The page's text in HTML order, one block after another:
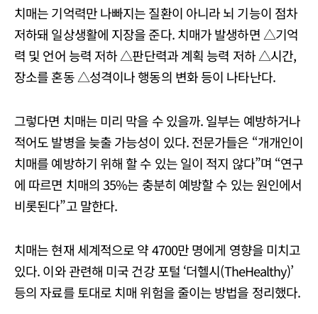
치매는 기억력만 나빠지는 질환이 아니라 뇌 기능이 점차
저하돼 일상생활에 지장을 준다. 치매가 발생하면 △기억
력 및 언어 능력 저하 △판단력과 계획 능력 저하 △시간,
장소를 혼동 △성격이나 행동의 변화 등이 나타난다.
그렇다면 치매는 미리 막을 수 있을까. 일부는 예방하거나
적어도 발병을 늦출 가능성이 있다. 전문가들은 “개개인이
치매를 예방하기 위해 할 수 있는 일이 적지 않다”며 “연구
에 따르면 치매의 35%는 충분히 예방할 수 있는 원인에서
비롯된다”고 말한다.
치매는 현재 세계적으로 약 4700만 명에게 영향을 미치고
있다. 이와 관련해 미국 건강 포털 ‘더헬시(TheHealthy)’
등의 자료를 토대로 치매 위험을 줄이는 방법을 정리했다.